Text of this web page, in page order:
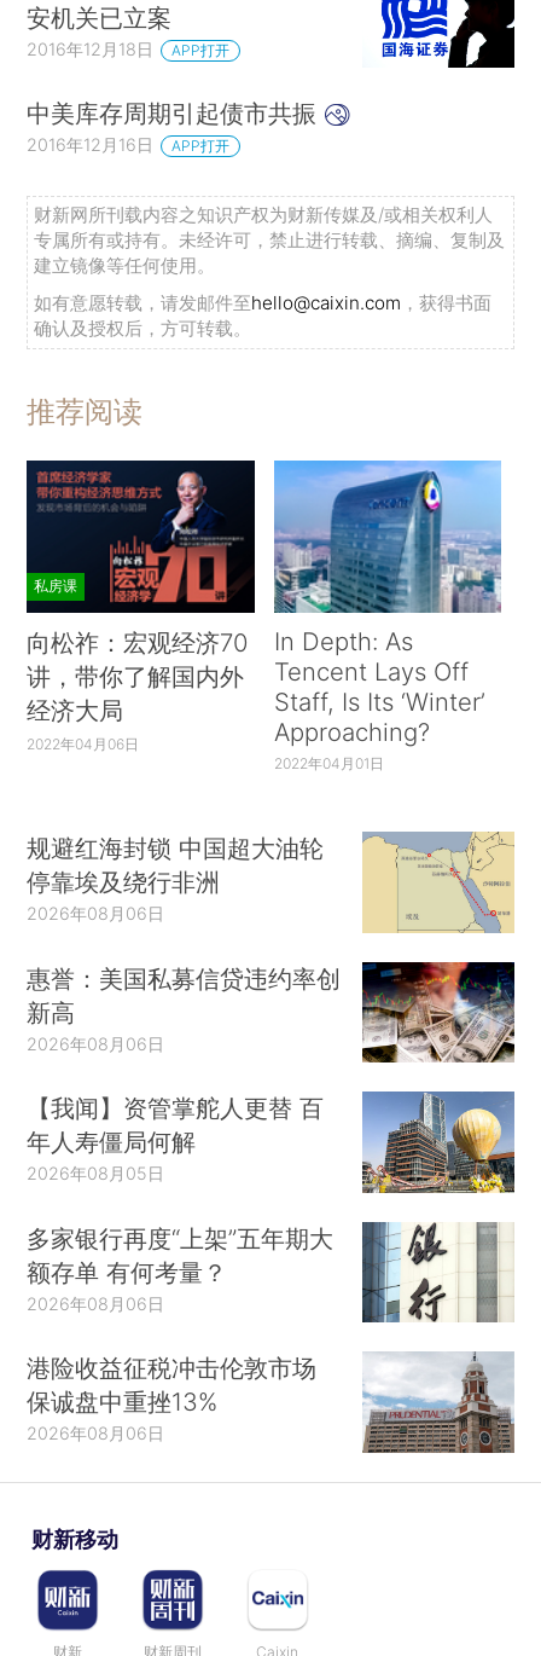
安机关已立案
2016年12月18日 APP打开
中美库存周期引起债市共振
2016年12月16日 APP打开
财新网所刊载内容之知识产权为财新传媒及/或相关权利人
专属所有或持有。未经许可，禁止进行转载、摘编、复制及
建立镜像等任何使用。
如有意愿转载，请发邮件至hello@caixin.com ，获得书面
确认及授权后，方可转载。
推荐阅读
私房课
向松祚：宏观经济70
讲，带你了解国内外
经济大局
2022年04月06日
In Depth: As
Tencent Lays Off
Staff, Is Its ‘Winter’
Approaching?
2022年04月01日
规避红海封锁 中国超大油轮
停靠埃及绕行非洲
2026年08月06日
惠誉：美国私募信贷违约率创
新高
2026年08月06日
【我闻】资管掌舵人更替 百
年人寿僵局何解
2026年08月05日
多家银行再度“上架”五年期大
额存单 有何考量？
2026年08月06日
港险收益征税冲击伦敦市场
保诚盘中重挫13%
2026年08月06日
财新移动
财新 财新周刊 Caixin